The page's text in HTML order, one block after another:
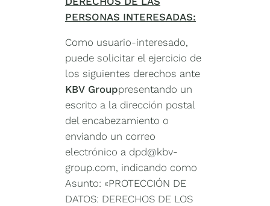
PERSONAS INTERESADAS:
Como usuario-interesado,
puede solicitar el ejercicio de
los siguientes derechos ante
KBV Grouppresentando un
escrito a la dirección postal
del encabezamiento o
enviando un correo
electrónico a dpd@kbv-
group.com, indicando como
Asunto: «PROTECCIÓN DE
DATOS: DERECHOS DE LOS